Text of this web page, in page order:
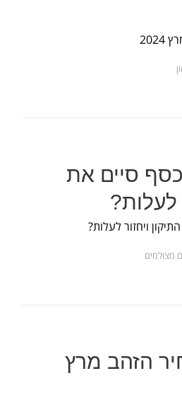
סיים את
לעלות?
ויחזור לעלות?
מצולמים
הזהב מרץ